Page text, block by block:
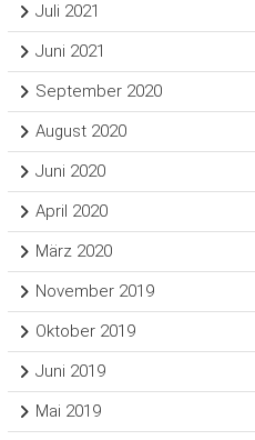
Juli 2021
Juni 2021
September 2020
August 2020
Juni 2020
April 2020
März 2020
November 2019
Oktober 2019
Juni 2019
Mai 2019